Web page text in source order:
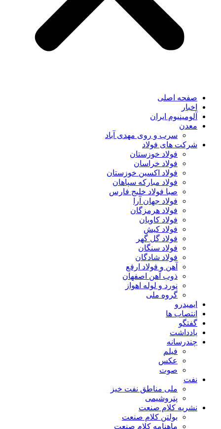
صفحه اصلی
اخبار
آلومینیوم ایران
معدن
سرب و روی مهدی آباد
شرکت های فولاد
فولاد خوزستان
فولاد خراسان
فولاد اکسین خوزستان
فولاد مبارکه سپاهان
صبا فولاد خلیج فارس
فولاد جهان آرا
فولاد هرمزگان
فولاد کاویان
فولاد کیش
فولاد گل گهر
فولاد سنگان
فولاد شادگان
آهن و فولاد ارفع
ذوب آهن اصفهان
نورد و لوله اهواز
گروه ملی
ایمیدرو
انتصاب ها
گفتگو
یادداشت
چندرسانه
فیلم
عکس
صوت
نفت
ملی مناطق نفت خیز
پتروشیمی
نشریه کلام صنعت
بولتن کلام صنعت
ماهنامه کلام صنعت